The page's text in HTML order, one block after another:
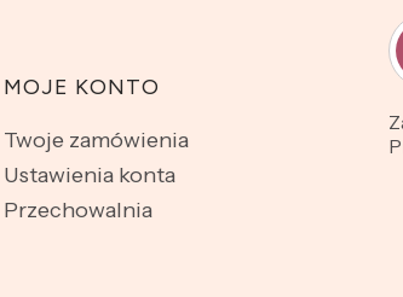
MOJE KONTO
Twoje zamówienia
Ustawienia konta
Przechowalnia